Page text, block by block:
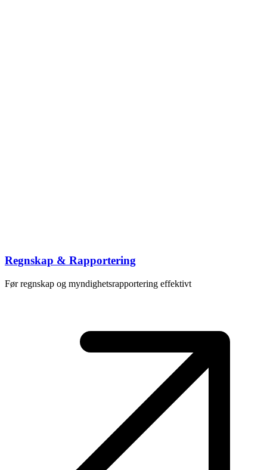
Regnskap & Rapportering
Før regnskap og myndighetsrapportering effektivt